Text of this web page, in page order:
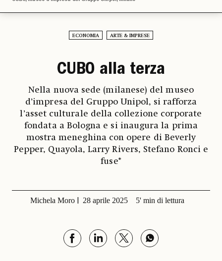
ECONOMIA ARTE & IMPRESE
CUBO alla terza
Nella nuova sede (milanese) del museo
d’impresa del Gruppo Unipol, si rafforza
l’asset culturale della collezione corporate
fondata a Bologna e si inaugura la prima
mostra meneghina con opere di Beverly
Pepper, Quayola, Larry Rivers, Stefano Ronci e
fuse*
Michela Moro 28 aprile 2025 5' min di lettura